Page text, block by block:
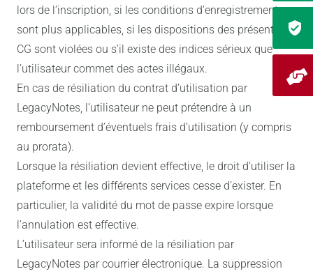
lors de l’inscription, si les conditions d’enregistrement ne
sont plus applicables, si les dispositions des présentes
CG sont violées ou s’il existe des indices sérieux que
l’utilisateur commet des actes illégaux.
En cas de résiliation du contrat d’utilisation par
LegacyNotes, l’utilisateur ne peut prétendre à un
remboursement d’éventuels frais d’utilisation (y compris
au prorata).
Lorsque la résiliation devient effective, le droit d’utiliser la
plateforme et les différents services cesse d’exister. En
particulier, la validité du mot de passe expire lorsque
l’annulation est effective.
L’utilisateur sera informé de la résiliation par
LegacyNotes par courrier électronique. La suppression